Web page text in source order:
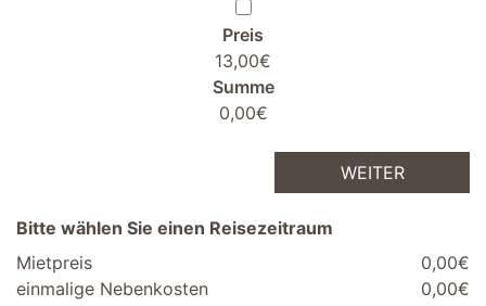
Preis
13,00€
Summe
0,00€
WEITER
Bitte wählen Sie einen Reisezeitraum
Mietpreis
0,00€
einmalige Nebenkosten
0,00€